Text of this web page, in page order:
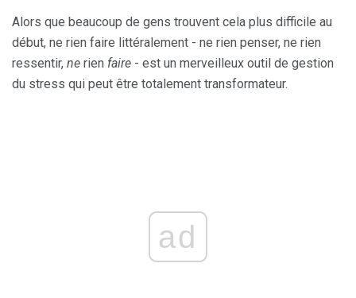
Alors que beaucoup de gens trouvent cela plus difficile au
début, ne rien faire littéralement - ne rien penser, ne rien
ressentir, ne rien faire - est un merveilleux outil de gestion
du stress qui peut être totalement transformateur.
ad